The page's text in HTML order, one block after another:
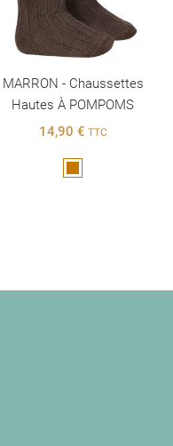
MARRON - Chaussettes
Hautes À POMPOMS
14,90 € TTC